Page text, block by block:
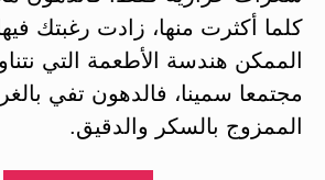
كلما أكثرت منها، زادت رغبتك
الممكن هندسة الأطعمة التي
مجتمعا سمينا، فالدهون تفي
الممزوج بالسكر والدقيق.